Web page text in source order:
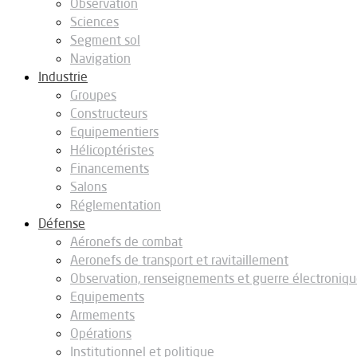
Observation
Sciences
Segment sol
Navigation
Industrie
Groupes
Constructeurs
Equipementiers
Hélicoptéristes
Financements
Salons
Réglementation
Défense
Aéronefs de combat
Aeronefs de transport et ravitaillement
Observation, renseignements et guerre
Equipements
Armements
Opérations
Institutionnel et politique